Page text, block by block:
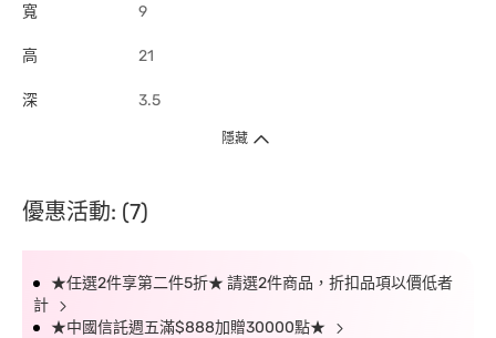
寬 9
高 21
深 3.5
隱藏
優惠活動: (7)
★任選2件享第二件5折★ 請選2件商品，折扣品項以價低者
計
★中國信託週五滿$888加贈30000點★